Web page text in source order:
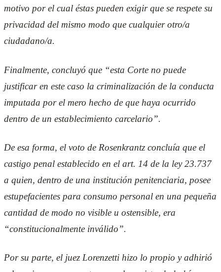
motivo por el cual éstas pueden exigir que se respete su
privacidad del mismo modo que cualquier otro/a
ciudadano/a.
Finalmente, concluyó que “esta Corte no puede
justificar en este caso la criminalización de la conducta
imputada por el mero hecho de que haya ocurrido
dentro de un establecimiento carcelario”.
De esa forma, el voto de Rosenkrantz concluía que el
castigo penal establecido en el art. 14 de la ley 23.737
a quien, dentro de una institución penitenciaria, posee
estupefacientes para consumo personal en una pequeña
cantidad de modo no visible u ostensible, era
“constitucionalmente inválido”.
Por su parte, el juez Lorenzetti hizo lo propio y adhirió